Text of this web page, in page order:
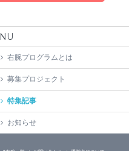
右腕プログラムとは
募集プロジェクト
特集記事
お知らせ